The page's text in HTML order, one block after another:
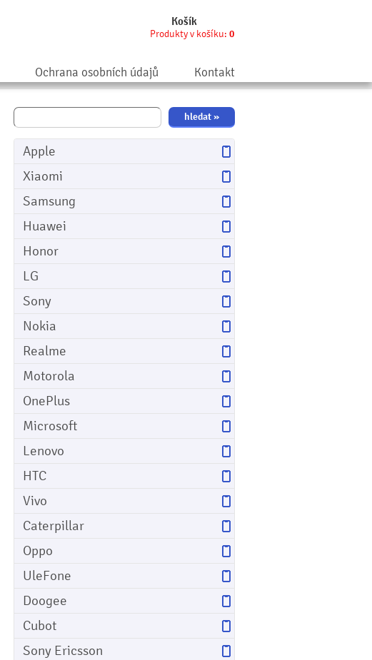
Košík
Produkty v košíku: 0
Ochrana osobních údajů Kontakt
Apple
Xiaomi
Samsung
Huawei
Honor
LG
Sony
Nokia
Realme
Motorola
OnePlus
Microsoft
Lenovo
HTC
Vivo
Caterpillar
Oppo
UleFone
Doogee
Cubot
Sony Ericsson